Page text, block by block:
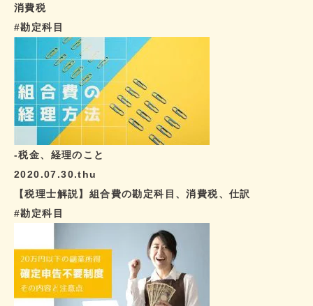
消費税
#勘定科目
-税金、経理のこと
2020.07.30.thu
【税理士解説】組合費の勘定科目、消費税、仕訳
#勘定科目